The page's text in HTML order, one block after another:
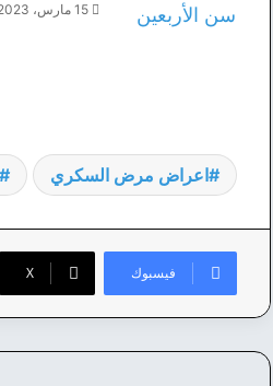
15 مارس، 2023
اعراض مرض السكري
فيسبوك ‫X